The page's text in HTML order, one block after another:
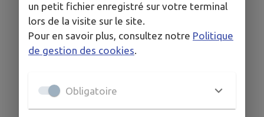
Ci-dessous quelques conseils de prudence.
un petit fichier enregistré sur votre terminal
lors de la visite sur le site.
Pour en savoir plus, consultez notre Politique
de gestion des cookies.
Obligatoire